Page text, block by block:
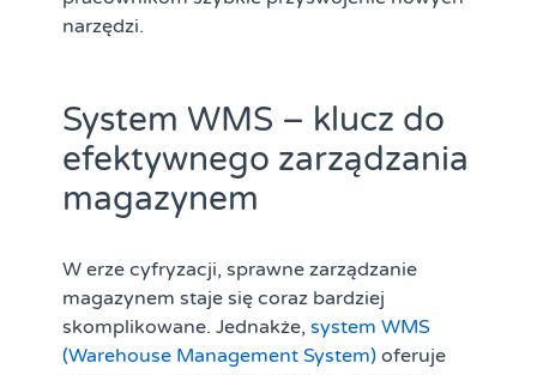
narzędzi.
System WMS – klucz do
efektywnego zarządzania
magazynem
W erze cyfryzacji, sprawne zarządzanie
magazynem staje się coraz bardziej
skomplikowane. Jednakże, system WMS
(Warehouse Management System) oferuje